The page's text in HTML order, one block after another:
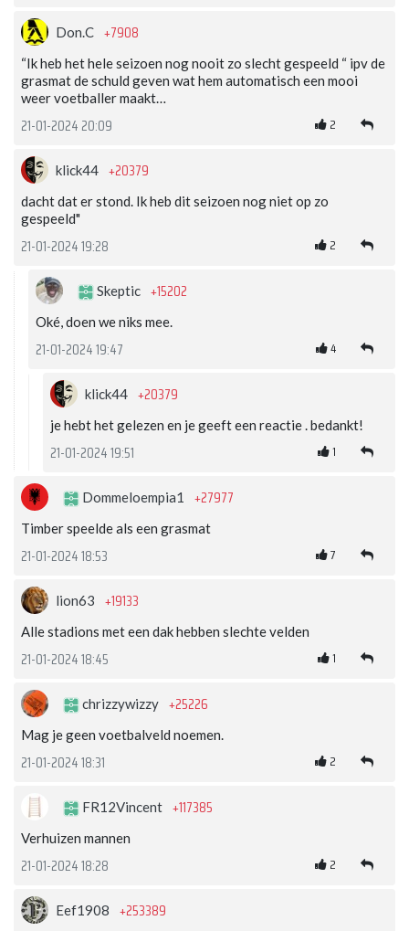
Don.C +7908
“Ik heb het hele seizoen nog nooit zo slecht gespeeld “ ipv de
grasmat de schuld geven wat hem automatisch een mooi
weer voetballer maakt…
21-01-2024 20:09 2
klick44 +20379
dacht dat er stond. Ik heb dit seizoen nog niet op zo
gespeeld"
21-01-2024 19:28 2
Skeptic +15202
Oké, doen we niks mee.
21-01-2024 19:47 4
klick44 +20379
je hebt het gelezen en je geeft een reactie . bedankt!
21-01-2024 19:51 1
Dommeloempia1 +27977
Timber speelde als een grasmat
21-01-2024 18:53 7
lion63 +19133
Alle stadions met een dak hebben slechte velden
21-01-2024 18:45 1
chrizzywizzy +25226
Mag je geen voetbalveld noemen.
21-01-2024 18:31 2
FR12Vincent +117385
Verhuizen mannen
21-01-2024 18:28 2
Eef1908 +253389